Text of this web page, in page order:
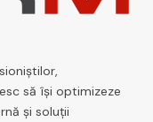
să își optimizeze
și soluții